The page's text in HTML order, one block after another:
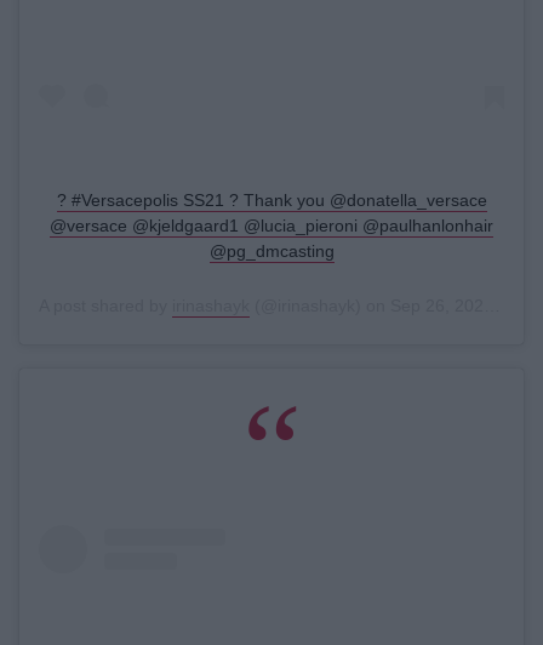
? #Versacepolis SS21 ? Thank you @donatella_versace
@versace @kjeldgaard1 @lucia_pieroni @paulhanlonhair
@pg_dmcasting